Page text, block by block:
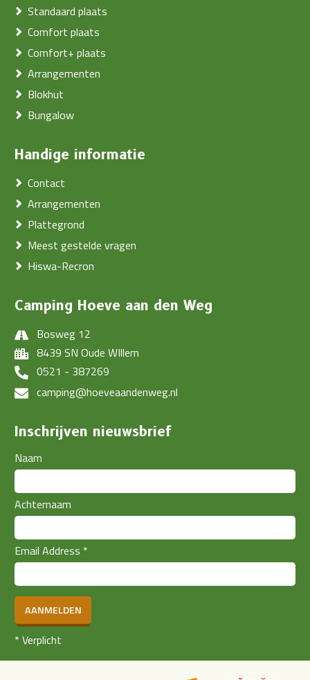
Standaard plaats
Comfort plaats
Comfort+ plaats
Arrangementen
Blokhut
Bungalow
Handige informatie
Contact
Arrangementen
Plattegrond
Meest gestelde vragen
Hiswa-Recron
Camping Hoeve aan den Weg
Bosweg 12
8439 SN Oude WIllem
0521 - 387269
camping@hoeveaandenweg.nl
Inschrijven nieuwsbrief
Naam
Achternaam
Email Address *
AANMELDEN
* Verplicht